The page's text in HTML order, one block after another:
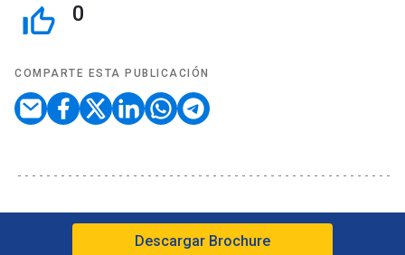
– Análisis de contratos para alinear la cadena de
thumb_up_off_alt 0
COMPARTE ESTA PUBLICACIÓN
Descargar Brochure